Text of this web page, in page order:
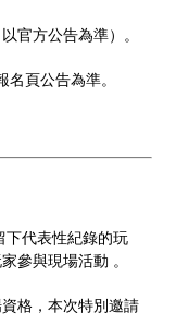
官方公告為準）。
名頁公告為準。
下代表性紀錄的玩
參與現場活動 。
格，本次特別邀請